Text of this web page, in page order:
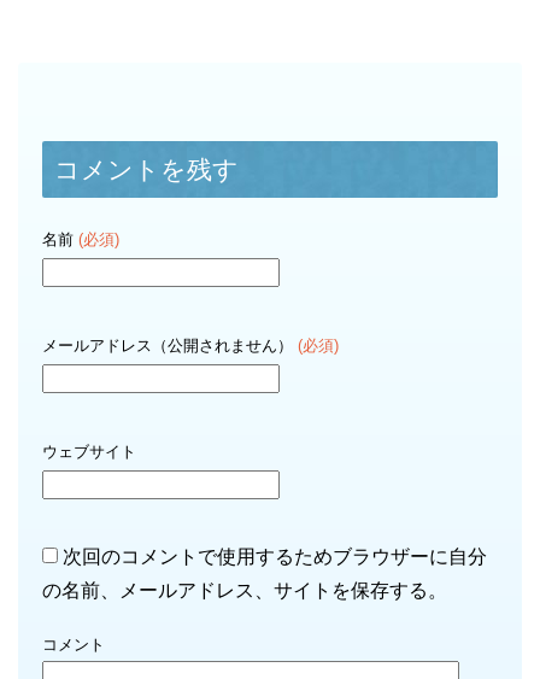
コメントを残す
名前 (必須)
メールアドレス（公開されません） (必須)
ウェブサイト
次回のコメントで使用するためブラウザーに自分
の名前、メールアドレス、サイトを保存する。
コメント